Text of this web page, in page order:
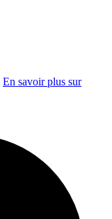
En savoir plus sur